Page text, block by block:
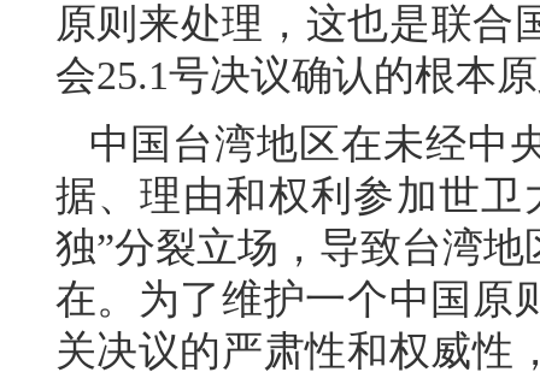
原则来处理，这也是联合
会25.1号决议确认的根本
中国台湾地区在未经中
据、理由和权利参加世
独”分裂立场，导致台湾
在。为了维护一个中国原
关决议的严肃性和权威性